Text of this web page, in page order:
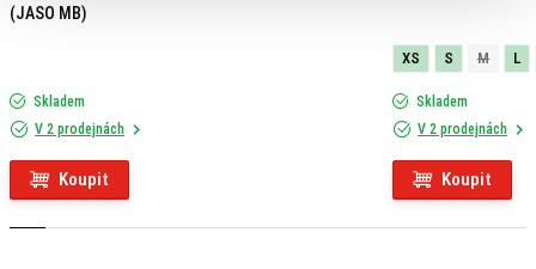
(JASO MB)
Skladem
V 2 prodejnách
Koupit
XS S M L
Skladem
V 2 prodejnách
Koupit